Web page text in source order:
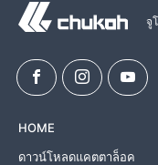
จู
HOME
ดาวน์โหลดแคตตาล็อค